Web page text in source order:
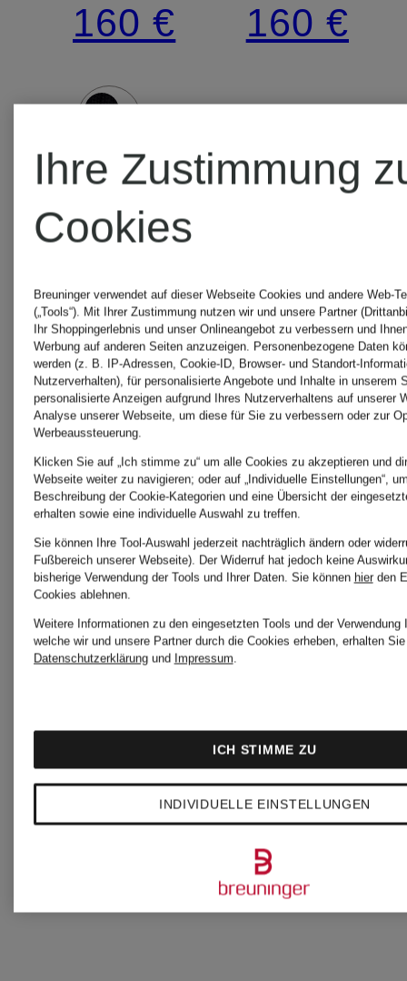
160 € 160 €
MONCLER
enfant
Mütze
KIDS
160 €
mit
KIDS
180 €
Ihre Zustimmung
Cookies
Breuninger verwendet auf dieser Webseite Cookies und andere Web-
(„Tools“). Mit Ihrer Zustimmung nutzen wir und unsere Partner
Ihr Shoppingerlebnis und unser Onlineangebot zu verbessern und
Werbung auf anderen Seiten anzuzeigen. Personenbezogene Daten
werden (z. B. IP-Adressen, Cookie-ID, Browser- und Standort-
Nutzerverhalten), für personalisierte Angebote und Inhalte in unserem
personalisierte Anzeigen aufgrund Ihres Nutzerverhaltens auf unserer
Analyse unserer Webseite, um diese für Sie zu verbessern oder zur
Werbeaussteuerung.
Klicken Sie auf „Ich stimme zu“ um alle Cookies zu akzeptieren und
Webseite weiter zu navigieren; oder auf „Individuelle Einstellungen“,
Beschreibung der Cookie-Kategorien und eine Übersicht der
erhalten sowie eine individuelle Auswahl zu treffen.
Sie können Ihre Tool-Auswahl jederzeit nachträglich ändern oder
Fußbereich unserer Webseite). Der Widerruf hat jedoch keine
bisherige Verwendung der Tools und Ihrer Daten. Sie können hierden
Cookies ablehnen.
Weitere Informationen zu den eingesetzten Tools und der Verwendung
welche wir und unsere Partner durch die Cookies erheben, erhalten
Datenschutzerklärungund Impressum.
INDIVIDUELLE EINSTELLUNGEN
ICH STIMME ZU